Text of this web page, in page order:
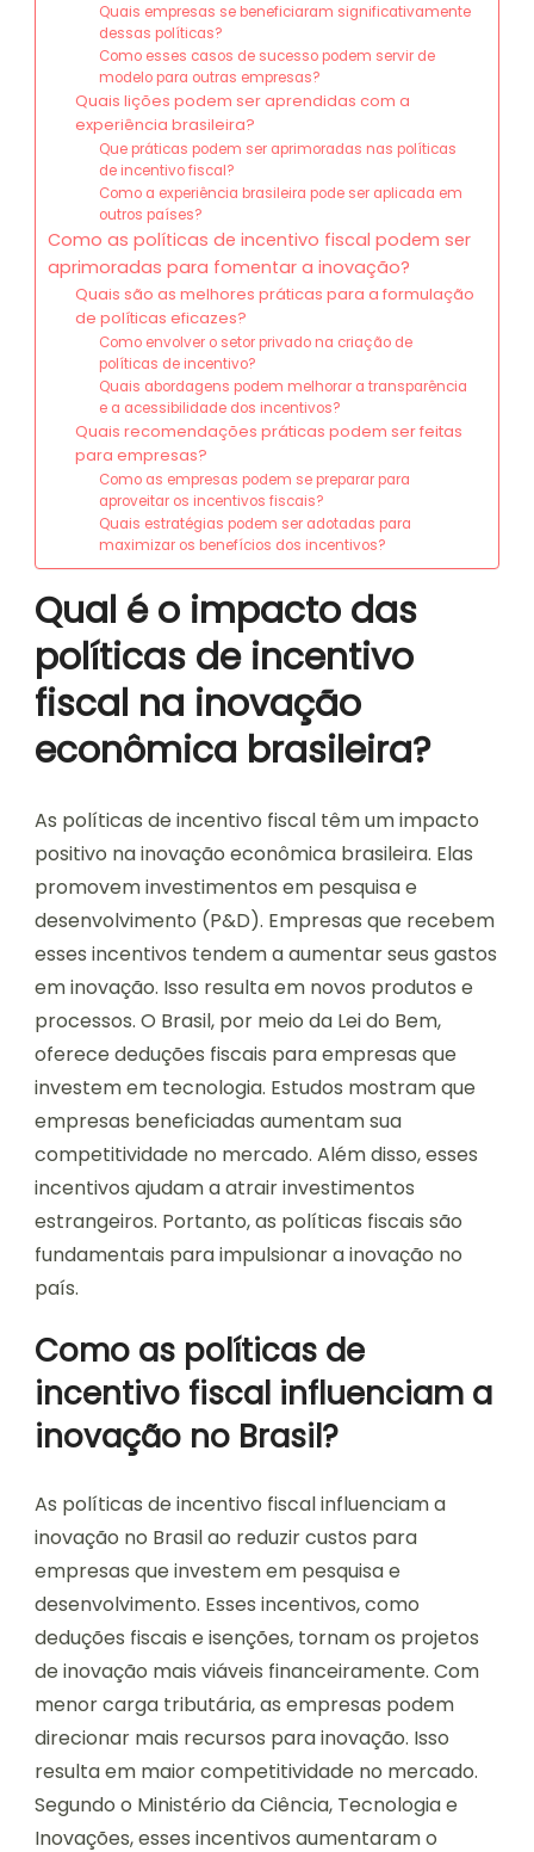
Quais empresas se beneficiaram significativamente
dessas políticas?
Como esses casos de sucesso podem servir de
modelo para outras empresas?
Quais lições podem ser aprendidas com a
experiência brasileira?
Que práticas podem ser aprimoradas nas políticas
de incentivo fiscal?
Como a experiência brasileira pode ser aplicada em
outros países?
Como as políticas de incentivo fiscal podem ser
aprimoradas para fomentar a inovação?
Quais são as melhores práticas para a formulação
de políticas eficazes?
Como envolver o setor privado na criação de
políticas de incentivo?
Quais abordagens podem melhorar a transparência
e a acessibilidade dos incentivos?
Quais recomendações práticas podem ser feitas
para empresas?
Como as empresas podem se preparar para
aproveitar os incentivos fiscais?
Quais estratégias podem ser adotadas para
maximizar os benefícios dos incentivos?
Qual é o impacto das
políticas de incentivo
fiscal na inovação
econômica brasileira?
As políticas de incentivo fiscal têm um impacto
positivo na inovação econômica brasileira. Elas
promovem investimentos em pesquisa e
desenvolvimento (P&D). Empresas que recebem
esses incentivos tendem a aumentar seus gastos
em inovação. Isso resulta em novos produtos e
processos. O Brasil, por meio da Lei do Bem,
oferece deduções fiscais para empresas que
investem em tecnologia. Estudos mostram que
empresas beneficiadas aumentam sua
competitividade no mercado. Além disso, esses
incentivos ajudam a atrair investimentos
estrangeiros. Portanto, as políticas fiscais são
fundamentais para impulsionar a inovação no
país.
Como as políticas de
incentivo fiscal influenciam a
inovação no Brasil?
As políticas de incentivo fiscal influenciam a
inovação no Brasil ao reduzir custos para
empresas que investem em pesquisa e
desenvolvimento. Esses incentivos, como
deduções fiscais e isenções, tornam os projetos
de inovação mais viáveis financeiramente. Com
menor carga tributária, as empresas podem
direcionar mais recursos para inovação. Isso
resulta em maior competitividade no mercado.
Segundo o Ministério da Ciência, Tecnologia e
Inovações, esses incentivos aumentaram o